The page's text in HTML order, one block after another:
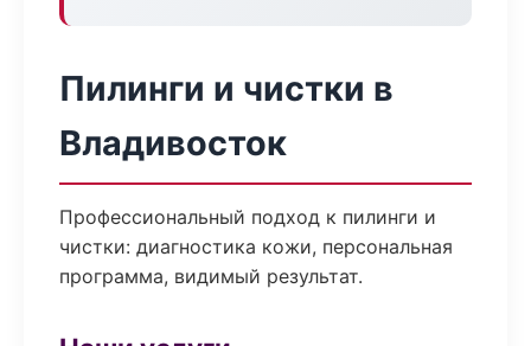
Пилинги и чистки в
Владивосток
Профессиональный подход к пилинги и
чистки: диагностика кожи, персональная
программа, видимый результат.